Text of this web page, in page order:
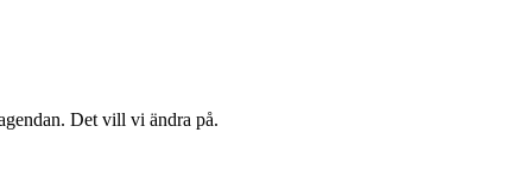
Det vill vi ändra på.